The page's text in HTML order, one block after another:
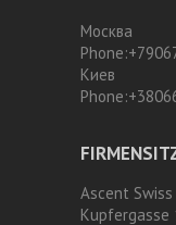
Москва
Phone:
Киев
Phone:
Ascent
Kupfergasse